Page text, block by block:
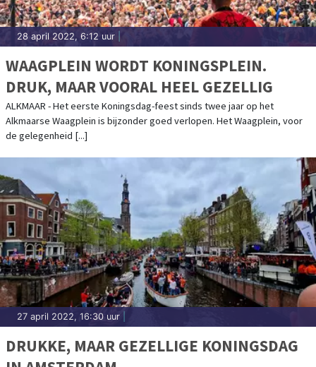
28 april 2022, 6:12 uur
WAAGPLEIN WORDT KONINGSPLEIN.
DRUK, MAAR VOORAL HEEL GEZELLIG
ALKMAAR - Het eerste Koningsdag-feest sinds twee jaar op het
Alkmaarse Waagplein is bijzonder goed verlopen. Het Waagplein, voor
de gelegenheid [...]
27 april 2022, 16:30 uur
DRUKKE, MAAR GEZELLIGE KONINGSDAG